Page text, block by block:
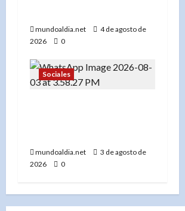
mundoaldia.net
4 de agosto de
2026
0
Sociales
mundoaldia.net
3 de agosto de
2026
0